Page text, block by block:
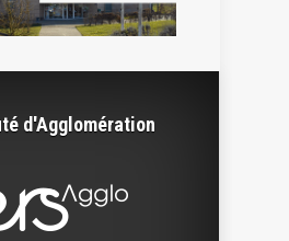
d'Agglomération